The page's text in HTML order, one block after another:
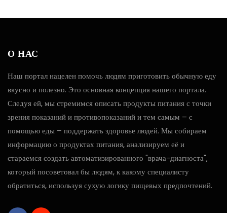
О НАС
Наш портал нацелен помочь людям приготовить обычную еду
вкусно и полезно. Это основная концепция нашего портала.
Следуя ей, мы стремимся описать продукты питания с точки
зрения показаний и противопоказаний и тем самым – с
помощью еды – поддержать здоровье людей. Мы собираем
информацию о продуктах питания, анализируем её и
стараемся создать автоматизированного "врача-диагноста",
который посоветовал бы людям, к какому специалисту
обратиться, используя сухую логику пищевых предпочтений.